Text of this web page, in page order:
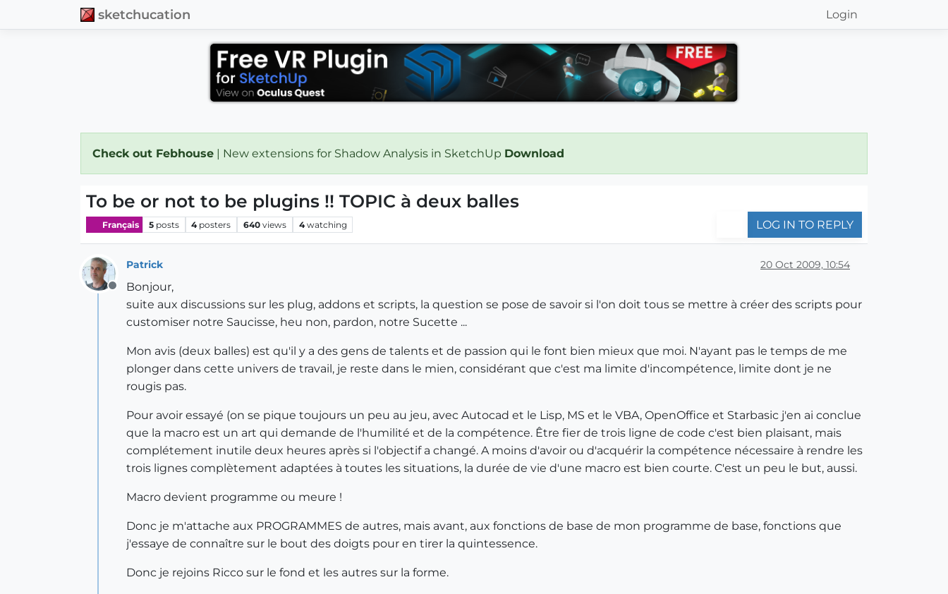
sketchucation Login
Check out Febhouse | New extensions for Shadow Analysis in SketchUp Download
To be or not to be plugins !! TOPIC à deux balles
Français 5 posts 4 posters 640 views 4 watching LOG IN TO REPLY
Offline
Patrick 20 Oct 2009, 10:54
Bonjour,
suite aux discussions sur les plug, addons et scripts, la question se pose de savoir si l'on doit tous se mettre à créer des scripts pour
customiser notre Saucisse, heu non, pardon, notre Sucette ...
Mon avis (deux balles) est qu'il y a des gens de talents et de passion qui le font bien mieux que moi. N'ayant pas le temps de me
plonger dans cette univers de travail, je reste dans le mien, considérant que c'est ma limite d'incompétence, limite dont je ne
rougis pas.
Pour avoir essayé (on se pique toujours un peu au jeu, avec Autocad et le Lisp, MS et le VBA, OpenOffice et Starbasic j'en ai conclue
que la macro est un art qui demande de l'humilité et de la compétence. Être fier de trois ligne de code c'est bien plaisant, mais
complétement inutile deux heures après si l'objectif a changé. A moins d'avoir ou d'acquérir la compétence nécessaire à rendre les
trois lignes complètement adaptées à toutes les situations, la durée de vie d'une macro est bien courte. C'est un peu le but, aussi.
Macro devient programme ou meure !
Donc je m'attache aux PROGRAMMES de autres, mais avant, aux fonctions de base de mon programme de base, fonctions que
j'essaye de connaître sur le bout des doigts pour en tirer la quintessence.
Donc je rejoins Ricco sur le fond et les autres sur la forme.